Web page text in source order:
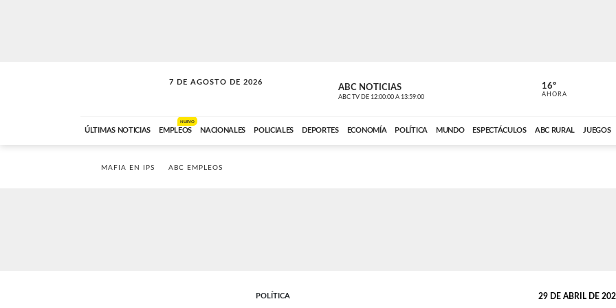
7 DE AGOSTO DE 2026
A DE LA TARDE ABC NOTICIAS
ABC TV DE 12:00:00 A 13:59:00 ABC CARDINAL
16º
AHORA
ÚLTIMAS NOTICIAS EMPLEOS
NUEVO
NACIONALES POLICIALES DEPORTES ECONOMÍA POLÍTICA MUNDO ESPECTÁCULOS ABC RURAL JUEGOS
MAFIA EN IPS ABC EMPLEOS
POLÍTICA 29 DE ABRIL DE